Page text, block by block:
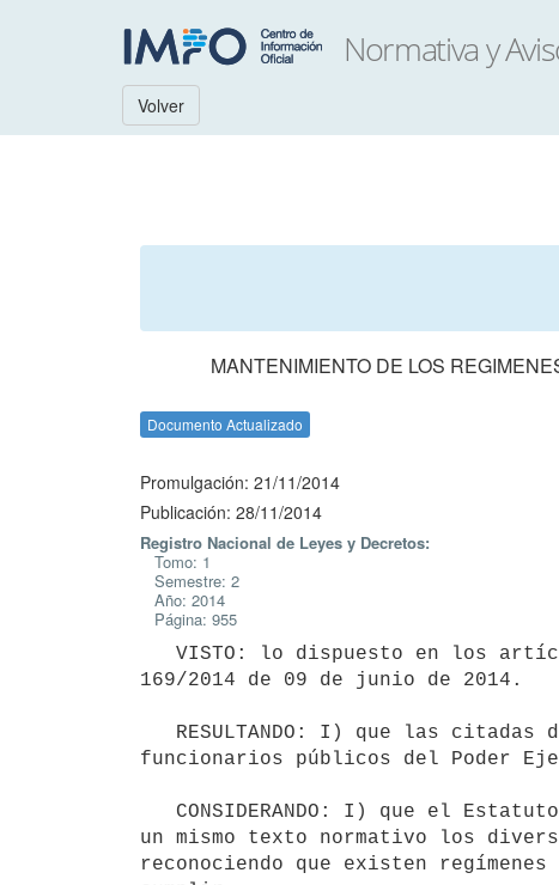
Volver
MANTENIMIENTO DE LOS
Documento Actualizado
Promulgación: 21/11/2014
Publicación: 28/11/2014
Registro Nacional de Leyes y Decretos:
Tomo: 1
Semestre: 2
Año: 2014
Página: 955
169/2014 de 09 de junio de 2014.
funcionarios públicos del Poder
un mismo texto normativo los
reconociendo que existen